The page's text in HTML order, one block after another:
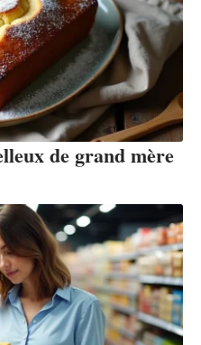
de grand mère